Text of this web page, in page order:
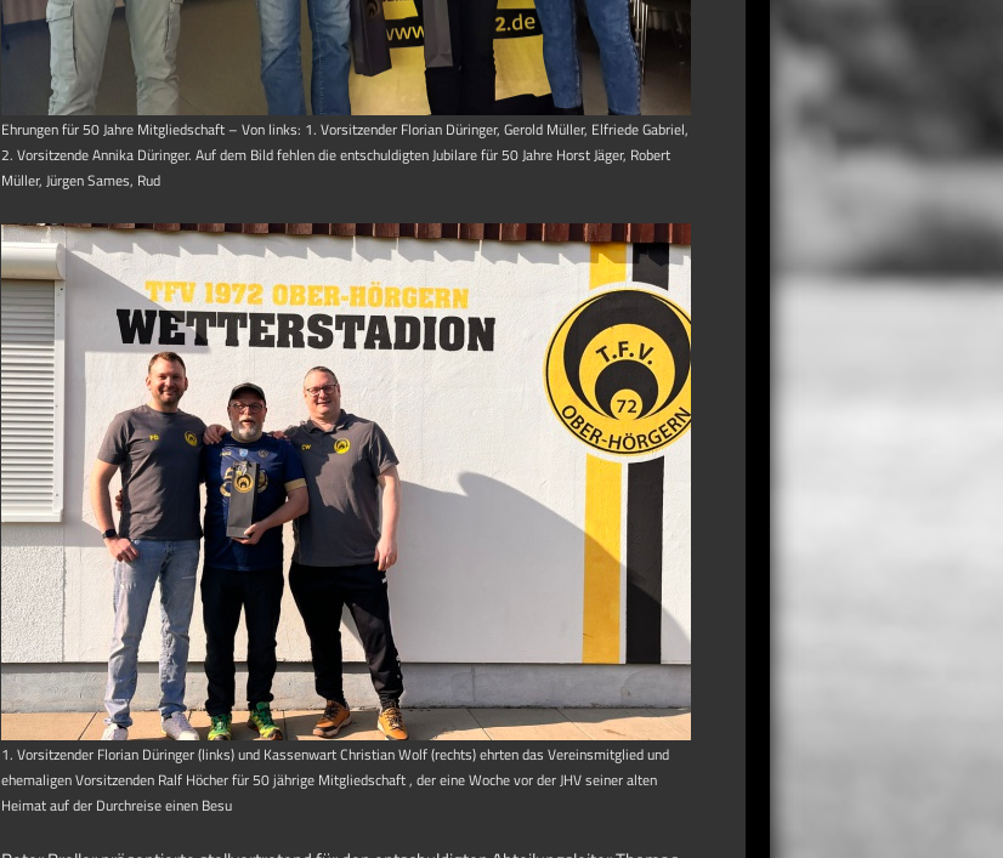
Ehrungen für 50 Jahre Mitgliedschaft – Von links: 1. Vorsitzender Florian Düringer, Gerold Müller, Elfriede Gabriel,
2. Vorsitzende Annika Düringer. Auf dem Bild fehlen die entschuldigten Jubilare für 50 Jahre Horst Jäger, Robert
Müller, Jürgen Sames, Rud
1. Vorsitzender Florian Düringer (links) und Kassenwart Christian Wolf (rechts) ehrten das Vereinsmitglied und
ehemaligen Vorsitzenden Ralf Höcher für 50 jährige Mitgliedschaft , der eine Woche vor der JHV seiner alten
Heimat auf der Durchreise einen Besu